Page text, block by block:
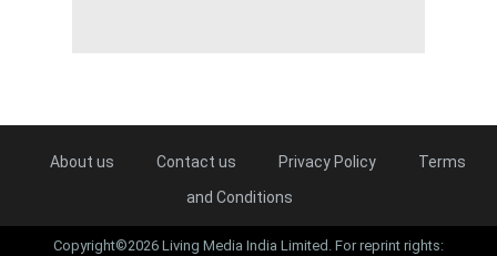
About us Contact us Privacy Policy
Terms
and Conditions
Copyright©2026 Living Media India Limited. For reprint rights: